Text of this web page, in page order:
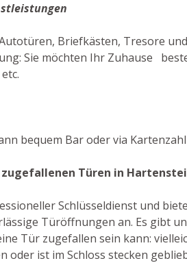
Briefkästen, Tresore
Sie möchten Ihr Zuhause
bequem Bar oder via
Türen in
Schlüsseldienst und
Türöffnungen an. Es gibt
Tür zugefallen sein kann:
oder ist im Schloss stecken